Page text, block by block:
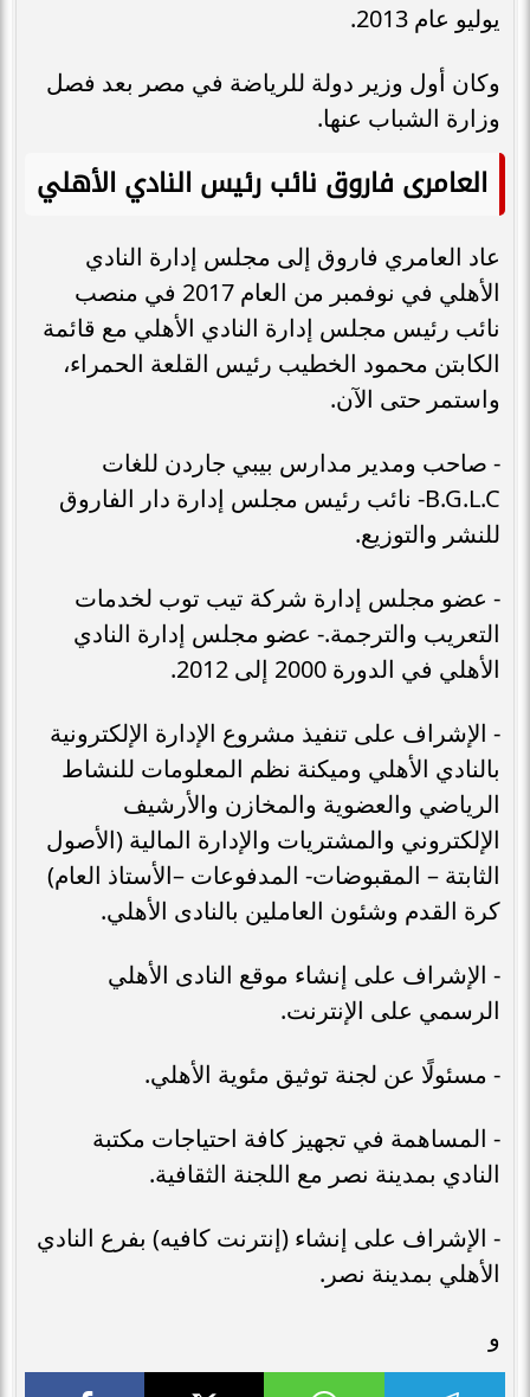
يوليو عام 2013.
وكان أول وزير دولة للرياضة في مصر بعد فصل
وزارة الشباب عنها.
العامرى فاروق نائب رئيس النادي الأهلي
عاد العامري فاروق إلى مجلس إدارة النادي
الأهلي في نوفمبر من العام 2017 في منصب
نائب رئيس مجلس إدارة النادي الأهلي مع قائمة
الكابتن محمود الخطيب رئيس القلعة الحمراء،
واستمر حتى الآن.
- صاحب ومدير مدارس بيبي جاردن للغات
B.G.L.C- نائب رئيس مجلس إدارة دار الفاروق
للنشر والتوزيع.
- عضو مجلس إدارة شركة تيب توب لخدمات
التعريب والترجمة.- عضو مجلس إدارة النادي
الأهلي في الدورة 2000 إلى 2012.
- الإشراف على تنفيذ مشروع الإدارة الإلكترونية
بالنادي الأهلي وميكنة نظم المعلومات للنشاط
الرياضي والعضوية والمخازن والأرشيف
الإلكتروني والمشتريات والإدارة المالية (الأصول
الثابتة – المقبوضات- المدفوعات –الأستاذ العام)
كرة القدم وشئون العاملين بالنادى الأهلي.
- الإشراف على إنشاء موقع النادى الأهلي
الرسمي على الإنترنت.
- مسئولًا عن لجنة توثيق مئوية الأهلي.
- المساهمة في تجهيز كافة احتياجات مكتبة
النادي بمدينة نصر مع اللجنة الثقافية.
- الإشراف على إنشاء (إنترنت كافيه) بفرع النادي
الأهلي بمدينة نصر.
و